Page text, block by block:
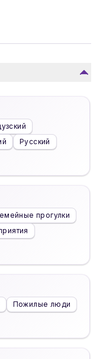
Русский
прогулки
Пожилые люди